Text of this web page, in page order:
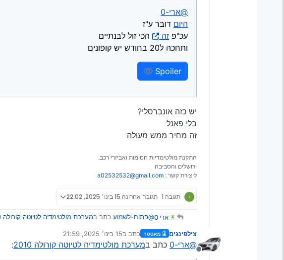
@ארי-0
היום דובר ע"ז
עכ"פ זה
הכי זול לבנתיים
ותחכה ל20 בחודש יש קופונים
Spoiler
יש כזה אונברסלי?
בלי פאנל
זה מחיר ממש מעולה
התקנת מולטימדיות חסימות ואביזרי רכב.
ירושלים והסביבה
ליצירת קשר : a02532532@gmail.com
תגובה 1 תגובה אחרונה 15 בינו׳ 2025, 22:02
ארי 0 @פתוח-לשמוע כתב במערכת מולטימדיה לטיוטה קורולה 2010
@ארי-0
מנותק
צילפינגים מאסטר כתב ב15 בינו׳ 2025, 21:59
נערך לאחרונה על ידי
@ארי-0 כתב במערכת מולטימדיה לטיוטה קורולה 2010 :